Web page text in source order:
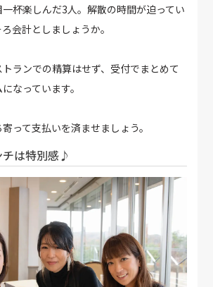
杯楽しんだ3人。解散の時間が迫ってい
会計としましょうか。
ランでの精算はせず、受付でまとめて
なっています。
って支払いを済ませましょう。
チは特別感♪